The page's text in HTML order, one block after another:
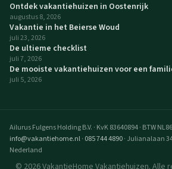
Ontdek vakantiehuizen in Oostenrijk
augustus 8, 2026
Vakantie in het Beierse Woud
juli 23, 2026
De ultieme checklist
juli 7, 2026
De mooiste vakantiehuizen voor een
juli 5, 2026
Ailurus Fulgens Holding B.V. · KvK 83640894· BTW
info@vakantiehome.nl· 085 744 4890· Julianalaan
Nederland
© 2026 VakantieHome Vakantiehuizen. Alle